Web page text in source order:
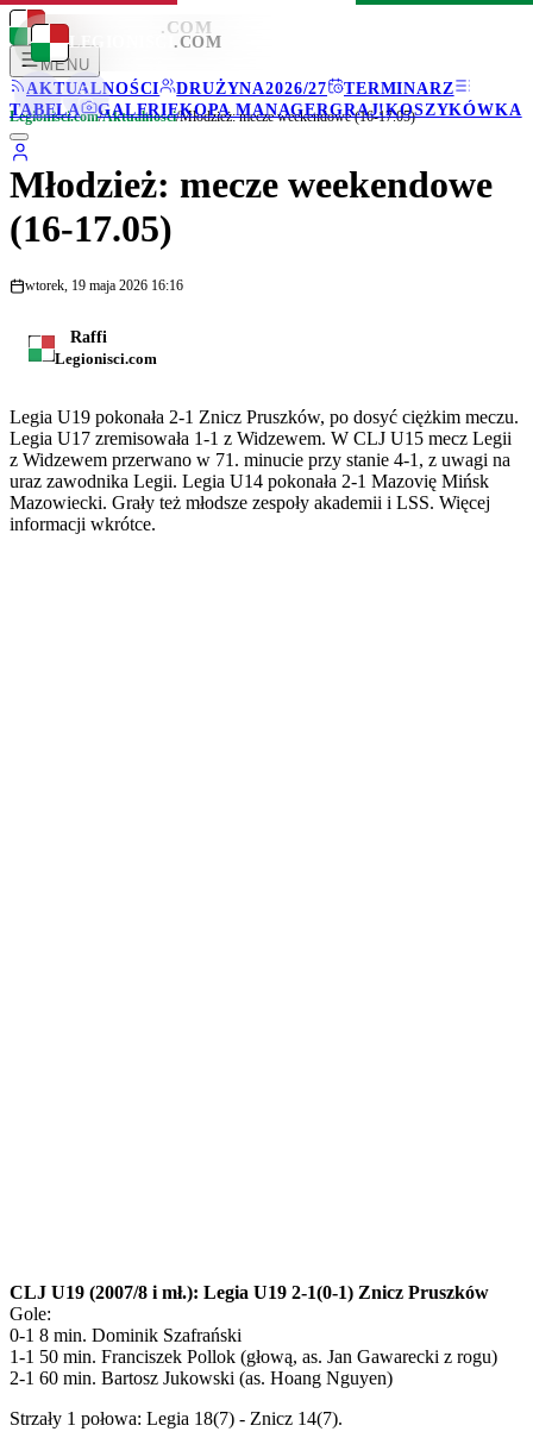
LEGIONISCI .COM
MENU
AKTUALNOŚCI
DRUŻYNA2026/27
TERMINARZ
TABELA
GALERIEKOPA MANAGERGRAJ!KOSZYKÓWKA
LEGIONISCI .COM
Legionisci.com/Aktualności/Młodzież: mecze weekendowe (16-17.05)
Młodzież: mecze weekendowe
(16-17.05)
wtorek, 19 maja 2026 16:16
Raffi
Legionisci.com
Legia U19 pokonała 2-1 Znicz Pruszków, po dosyć ciężkim meczu.
Legia U17 zremisowała 1-1 z Widzewem. W CLJ U15 mecz Legii
z Widzewem przerwano w 71. minucie przy stanie 4-1, z uwagi na
uraz zawodnika Legii. Legia U14 pokonała 2-1 Mazovię Mińsk
Mazowiecki. Grały też młodsze zespoły akademii i LSS. Więcej
informacji wkrótce.
CLJ U19 (2007/8 i mł.): Legia U19 2-1(0-1) Znicz Pruszków
Gole:
0-1 8 min. Dominik Szafrański
1-1 50 min. Franciszek Pollok (głową, as. Jan Gawarecki z rogu)
2-1 60 min. Bartosz Jukowski (as. Hoang Nguyen)
Strzały 1 połowa: Legia 18(7) - Znicz 14(7).